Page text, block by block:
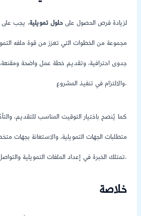
لزيادة فرص الحصول على حلول تمويلية، يجب على
مجموعة من الخطوات التي تعزز من قوة ملفه
جدوى احترافية، وتقديم خطة عمل واضحة ومقنعة،
والالتزام في تنفيذ المشروع.
كما يُنصح باختيار التوقيت المناسب للتقديم،
متطلبات الجهات التمويلية، والاستعانة بجهات
تمتلك الخبرة في إعداد الملفات التمويلية والتواصل مع الممولين.
خلاصة